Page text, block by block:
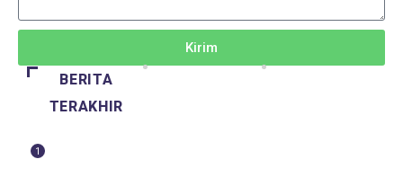
Kirim
BERITA
TERAKHIR
1